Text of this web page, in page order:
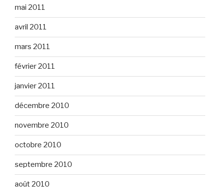
mai 2011
avril 2011
mars 2011
février 2011
janvier 2011
décembre 2010
novembre 2010
octobre 2010
septembre 2010
août 2010